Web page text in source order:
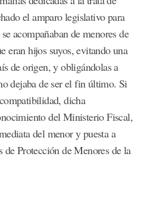
el amparo legislativo para
acompañaban de menores de
eran hijos suyos, evitando una
de origen, y obligándolas a
dejaba de ser el fin último. Si
dicha
del Ministerio Fiscal,
del menor y puesta a
Protección de Menores de la